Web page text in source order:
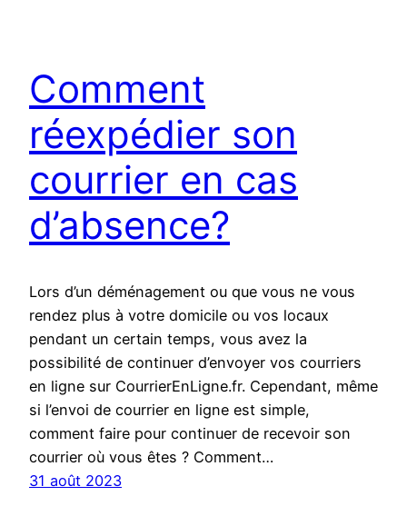
Comment
réexpédier son
courrier en cas
d’absence?
Lors d’un déménagement ou que vous ne vous
rendez plus à votre domicile ou vos locaux
pendant un certain temps, vous avez la
possibilité de continuer d’envoyer vos courriers
en ligne sur CourrierEnLigne.fr. Cependant, même
si l’envoi de courrier en ligne est simple,
comment faire pour continuer de recevoir son
courrier où vous êtes ? Comment…
31 août 2023